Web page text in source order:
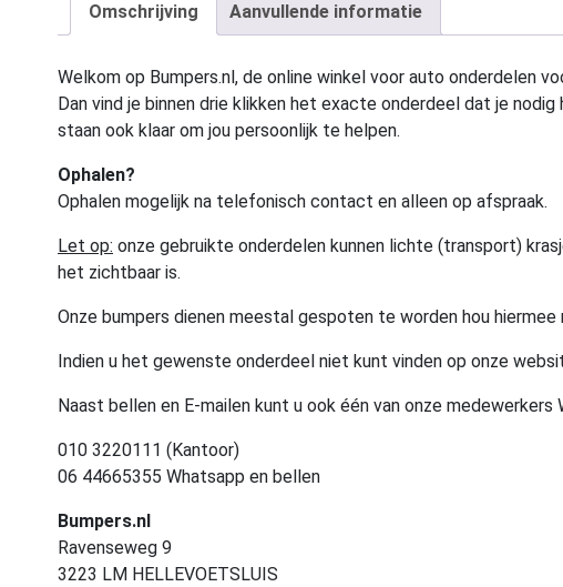
Omschrijving Aanvullende informatie
Welkom op Bumpers.nl, de online winkel voor auto onderdelen
Dan vind je binnen drie klikken het exacte onderdeel dat je
staan ook klaar om jou persoonlijk te helpen.
Ophalen?
Ophalen mogelijk na telefonisch contact en alleen op afspraak.
Let op: onze gebruikte onderdelen kunnen lichte (transport)
het zichtbaar is.
Onze bumpers dienen meestal gespoten te worden hou hiermee
Indien u het gewenste onderdeel niet kunt vinden op onze
Naast bellen en E-mailen kunt u ook één van onze medewerkers
010 3220111 (Kantoor)
06 44665355 Whatsapp en bellen
Bumpers.nl
Ravenseweg 9
3223 LM HELLEVOETSLUIS